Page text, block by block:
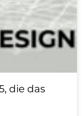
die das